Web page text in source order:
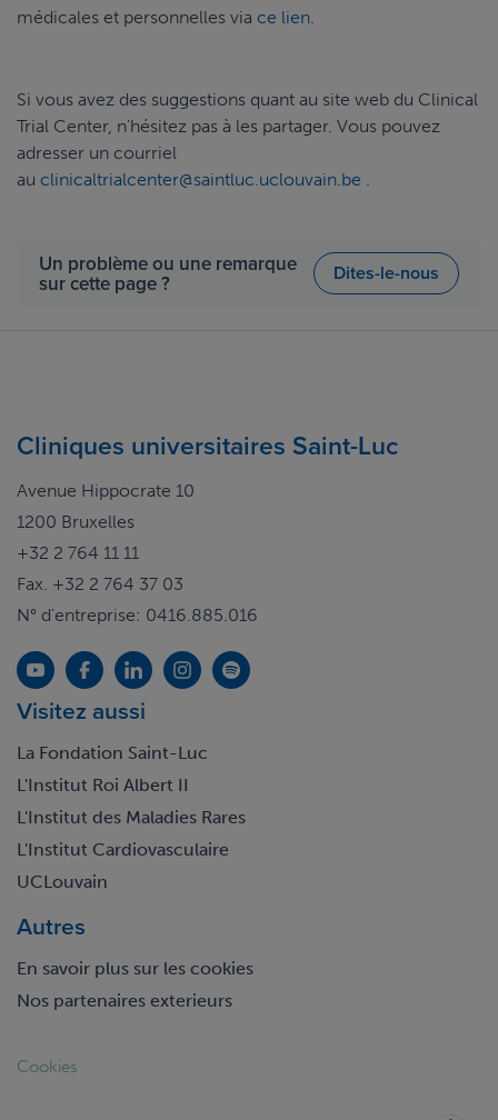
médicales et personnelles via ce lien.
Si vous avez des suggestions quant au site web du Clinical
Trial Center, n'hésitez pas à les partager. Vous pouvez
adresser un courriel
au clinicaltrialcenter@saintluc.uclouvain.be .
Un problème ou une remarque
sur cette page ? Dites-le-nous
Cliniques universitaires Saint-Luc
Avenue Hippocrate 10
1200 Bruxelles
+32 2 764 11 11
Fax. +32 2 764 37 03
N° d'entreprise: 0416.885.016
Visitez aussi
La Fondation Saint-Luc
L'Institut Roi Albert II
L'Institut des Maladies Rares
L'Institut Cardiovasculaire
UCLouvain
Autres
En savoir plus sur les cookies
Nos partenaires exterieurs
Footer
Cookies